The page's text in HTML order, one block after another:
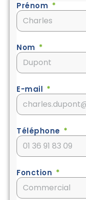
Prénom
Nom
E-mail
Téléphone
Fonction